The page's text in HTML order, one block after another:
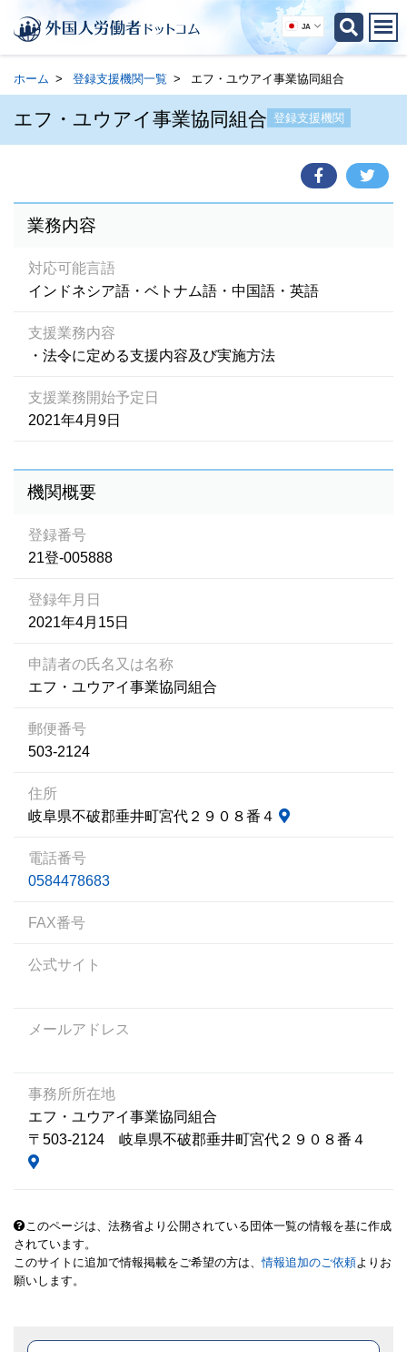
JA
ホーム 登録支援機関一覧 エフ・ユウアイ事業協同組合
エフ・ユウアイ事業協同組合 登録支援機関
業務内容
対応可能言語
インドネシア語・ベトナム語・中国語・英語
支援業務内容
・法令に定める支援内容及び実施方法
支援業務開始予定日
2021年4月9日
機関概要
登録番号
21登-005888
登録年月日
2021年4月15日
申請者の氏名又は名称
エフ・ユウアイ事業協同組合
郵便番号
503-2124
住所
岐阜県不破郡垂井町宮代２９０８番４
電話番号
0584478683
FAX番号
公式サイト
メールアドレス
事務所所在地
エフ・ユウアイ事業協同組合
〒503-2124 岐阜県不破郡垂井町宮代２９０８番４
このページは、法務省より公開されている団体一覧の情報を基に作成
されています。
このサイトに追加で情報掲載をご希望の方は、情報追加のご依頼よりお
願いします。